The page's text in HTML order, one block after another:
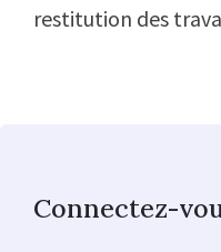
restitution des
Connectez-